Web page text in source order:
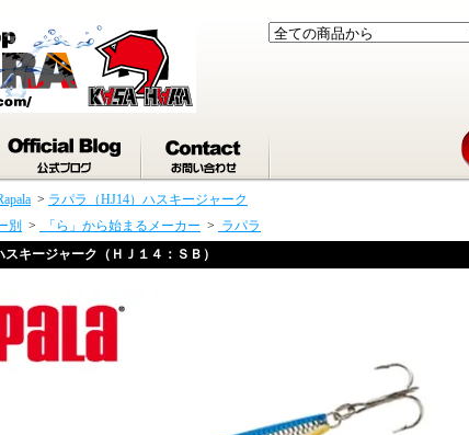
> ラパラ（HJ14）ハスキージャーク
別 > 「ら」から始まるメーカー > ラパラ
キージャーク（ＨＪ１４：ＳＢ）